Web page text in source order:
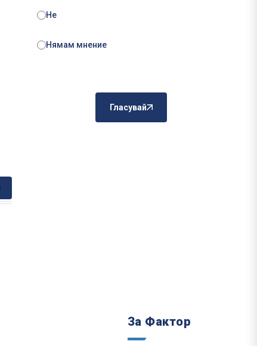
Не
Нямам мнение
Гласувай
За Фактор